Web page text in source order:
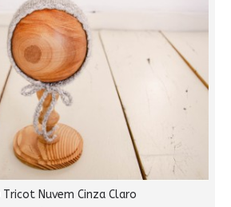
Tricot Nuvem Cinza Claro